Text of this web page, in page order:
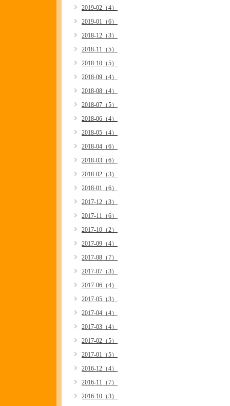
2019-02（4）
2019-01（6）
2018-12（3）
2018-11（5）
2018-10（5）
2018-09（4）
2018-08（4）
2018-07（5）
2018-06（4）
2018-05（4）
2018-04（6）
2018-03（6）
2018-02（3）
2018-01（6）
2017-12（3）
2017-11（6）
2017-10（2）
2017-09（4）
2017-08（7）
2017-07（3）
2017-06（4）
2017-05（3）
2017-04（4）
2017-03（4）
2017-02（5）
2017-01（5）
2016-12（4）
2016-11（7）
2016-10（3）